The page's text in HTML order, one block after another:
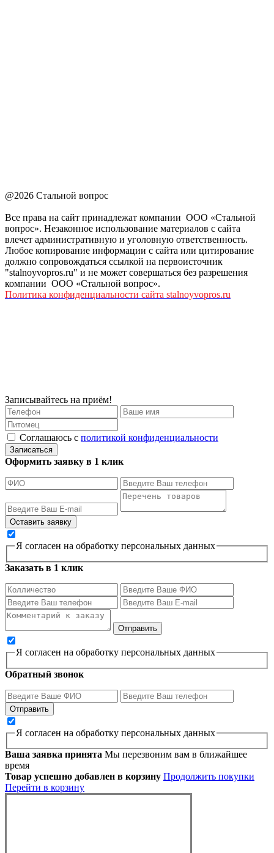
@2026 Стальной вопрос
Все права на сайт принадлежат компании ООО «Стальной
вопрос». Незаконное использование материалов с сайта
влечет административную и уголовную ответственность.
Любое копирование информации с сайта или цитирование
должно сопровождаться ссылкой на первоисточник
"stalnoyvopros.ru" и не может совершаться без разрешения
компании ООО «Стальной вопрос».
Политика конфиденциальности сайта stalnoyvopros.ru
Записывайтесь на приём!
Соглашаюсь с политикой конфиденциальности
Записаться
Оформить заявку в 1 клик
Я согласен на обработку персональных данных
Заказать в 1 клик
Я согласен на обработку персональных данных
Обратный звонок
Я согласен на обработку персональных данных
Ваша заявка принята Мы перезвоним вам в ближайшее
время
Товар успешно добавлен в корзину Продолжить покупки
Перейти в корзину